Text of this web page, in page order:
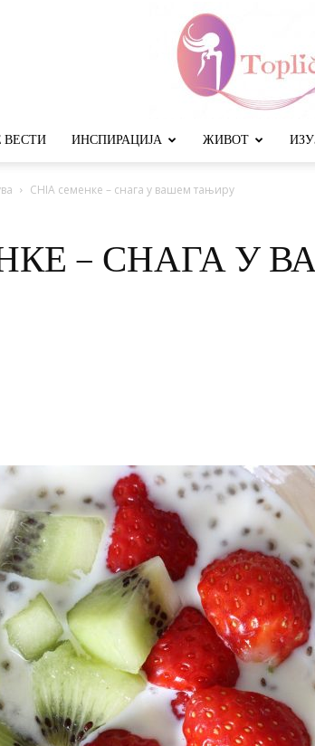
ВЕСТИ ИНСПИРАЦИЈА ЖИВОТ
CHIA семенке – снага у вашем тањиру
– СНАГА У